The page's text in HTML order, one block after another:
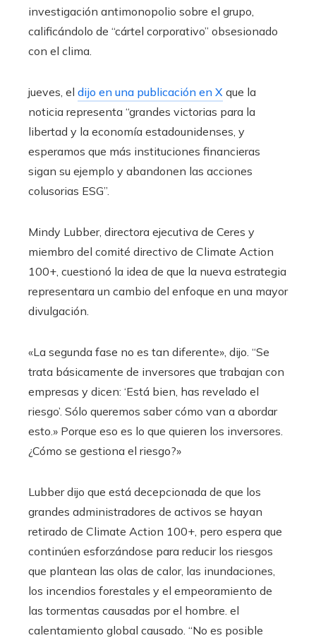
investigación antimonopolio sobre el grupo,
calificándolo de “cártel corporativo” obsesionado
con el clima.
jueves, el dijo en una publicación en X que la
noticia representa “grandes victorias para la
libertad y la economía estadounidenses, y
esperamos que más instituciones financieras
sigan su ejemplo y abandonen las acciones
colusorias ESG”.
Mindy Lubber, directora ejecutiva de Ceres y
miembro del comité directivo de Climate Action
100+, cuestionó la idea de que la nueva estrategia
representara un cambio del enfoque en una mayor
divulgación.
«La segunda fase no es tan diferente», dijo. “Se
trata básicamente de inversores que trabajan con
empresas y dicen: ‘Está bien, has revelado el
riesgo’. Sólo queremos saber cómo van a abordar
esto.» Porque eso es lo que quieren los inversores.
¿Cómo se gestiona el riesgo?»
Lubber dijo que está decepcionada de que los
grandes administradores de activos se hayan
retirado de Climate Action 100+, pero espera que
continúen esforzándose para reducir los riesgos
que plantean las olas de calor, las inundaciones,
los incendios forestales y el empeoramiento de
las tormentas causadas por el hombre. el
calentamiento global causado. “No es posible